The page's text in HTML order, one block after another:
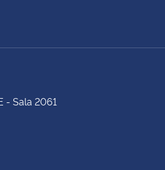
- Sala 2061